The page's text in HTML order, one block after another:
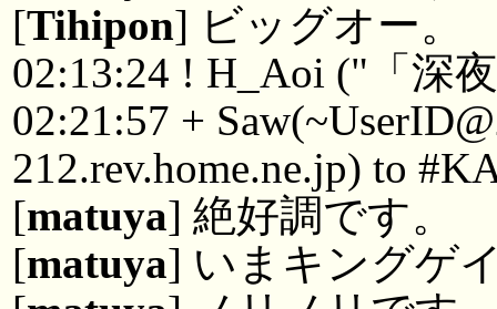
[Tihipon] ビッグオー。
02:13:24 ! H_Aoi ("「深
02:21:57 +
212.rev.home.ne.jp) to
[matuya] 絶好調です。
[matuya] いまキングゲ